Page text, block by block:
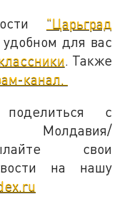
"Царьград
удобном для вас
. Также
канал.
с
Молдавия/
свои
на нашу